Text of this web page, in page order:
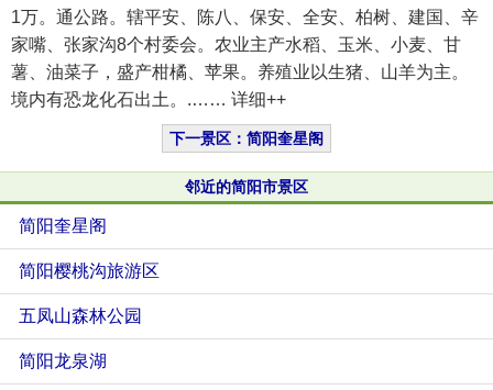
1万。通公路。辖平安、陈八、保安、全安、柏树、建国、辛
家嘴、张家沟8个村委会。农业主产水稻、玉米、小麦、甘
薯、油菜子，盛产柑橘、苹果。养殖业以生猪、山羊为主。
境内有恐龙化石出土。.…… 详细++
下一景区：简阳奎星阁
邻近的简阳市景区
简阳奎星阁
简阳樱桃沟旅游区
五凤山森林公园
简阳龙泉湖